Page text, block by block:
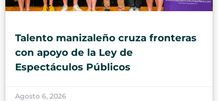
Talento manizaleño cruza fronteras
con apoyo de la Ley de
Espectáculos Públicos
Agosto 6, 2026